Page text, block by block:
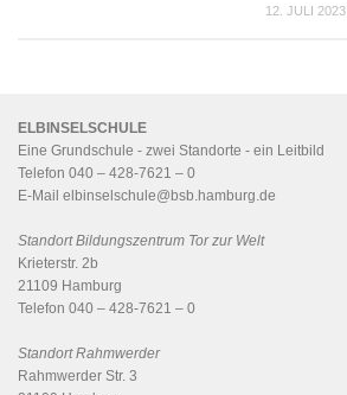
12. JULI 2023
ELBINSELSCHULE
Eine Grundschule - zwei Standorte - ein Leitbild
Telefon 040 – 428-7621 – 0
E-Mail elbinselschule@bsb.hamburg.de
Standort Bildungszentrum Tor zur Welt
Krieterstr. 2b
21109 Hamburg
Telefon 040 – 428-7621 – 0
Standort Rahmwerder
Rahmwerder Str. 3